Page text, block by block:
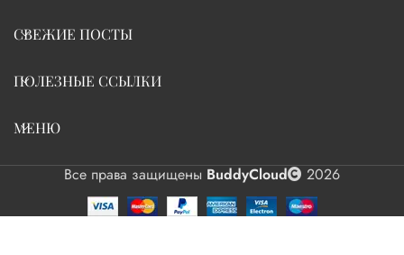
СВЕЖИЕ ПОСТЫ
ПОЛЕЗНЫЕ ССЫЛКИ
МЕНЮ
Все права защищены BuddyCloud 2026